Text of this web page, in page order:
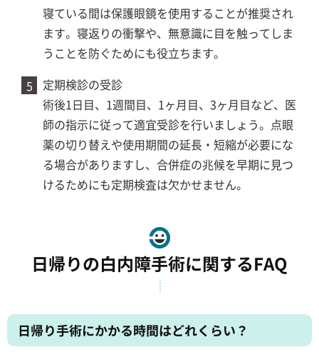
寝ている間は保護眼鏡を使用することが推奨され
ます。寝返りの衝撃や、無意識に目を触ってしま
うことを防ぐためにも役立ちます。
定期検診の受診
術後1日目、1週間目、1ヶ月目、3ヶ月目など、医
師の指示に従って適宜受診を行いましょう。点眼
薬の切り替えや使用期間の延長・短縮が必要にな
る場合がありますし、合併症の兆候を早期に見つ
けるためにも定期検査は欠かせません。
日帰りの白内障手術に関するFAQ
日帰り手術にかかる時間はどれくらい？